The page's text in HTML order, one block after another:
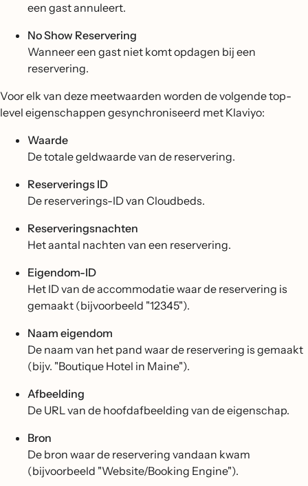
een gast annuleert.
No Show Reservering
Wanneer een gast niet komt opdagen bij een
reservering.
Voor elk van deze meetwaarden worden de volgende top-
level eigenschappen gesynchroniseerd met Klaviyo:
Waarde
De totale geldwaarde van de reservering.
Reserverings ID
De reserverings-ID van Cloudbeds.
Reserveringsnachten
Het aantal nachten van een reservering.
Eigendom-ID
Het ID van de accommodatie waar de reservering is
gemaakt (bijvoorbeeld "12345").
Naam eigendom
De naam van het pand waar de reservering is gemaakt
(bijv. "Boutique Hotel in Maine").
Afbeelding
De URL van de hoofdafbeelding van de eigenschap.
Bron
De bron waar de reservering vandaan kwam
(bijvoorbeeld "Website/Booking Engine").